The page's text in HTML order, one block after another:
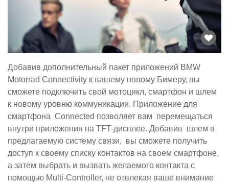
Добавив дополнительный пакет приложений BMW
Motorrad Connectivity к вашему новому Бимеру, вы
сможете подключить свой мотоцикл, смартфон и шлем
к новому уровню коммуникации. Приложение для
смартфона Connected позволяет вам перемещаться
внутри приложения на TFT-дисплее. Добавив шлем в
предлагаемую систему связи, вы сможете получить
доступ к своему списку контактов на своем смартфоне,
а затем выбрать и вызвать желаемого контакта с
помощью Multi-Controller, не отвлекая ваше внимание